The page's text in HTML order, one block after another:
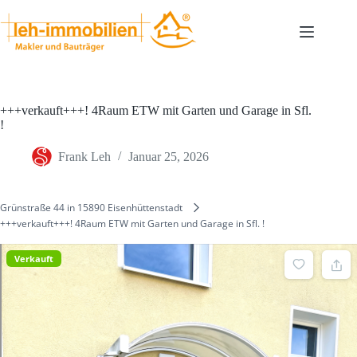
Inhalt
springen
+++verkauft+++! 4Raum ETW mit Garten und Garage in Sfl.
!
Frank Leh Januar 25, 2026
Grünstraße 44 in 15890 Eisenhüttenstadt
+++verkauft+++! 4Raum ETW mit Garten und Garage in Sfl. !
Verkauft